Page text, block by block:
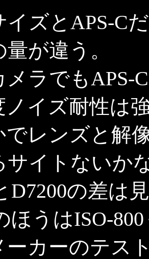
イズとAPS-C
が違う。
メラでもAPS-
ノイズ耐性は
でレンズと解
サイトないか
D7200の差は
ほうはISO-
ーカーのテス